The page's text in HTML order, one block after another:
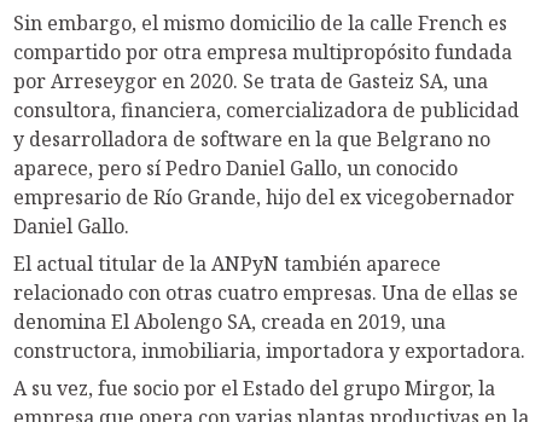
Sin embargo, el mismo domicilio de la calle French es
compartido por otra empresa multipropósito fundada
por Arreseygor en 2020. Se trata de Gasteiz SA, una
consultora, financiera, comercializadora de publicidad
y desarrolladora de software en la que Belgrano no
aparece, pero sí Pedro Daniel Gallo, un conocido
empresario de Río Grande, hijo del ex vicegobernador
Daniel Gallo.
El actual titular de la ANPyN también aparece
relacionado con otras cuatro empresas. Una de ellas se
denomina El Abolengo SA, creada en 2019, una
constructora, inmobiliaria, importadora y exportadora.
A su vez, fue socio por el Estado del grupo Mirgor, la